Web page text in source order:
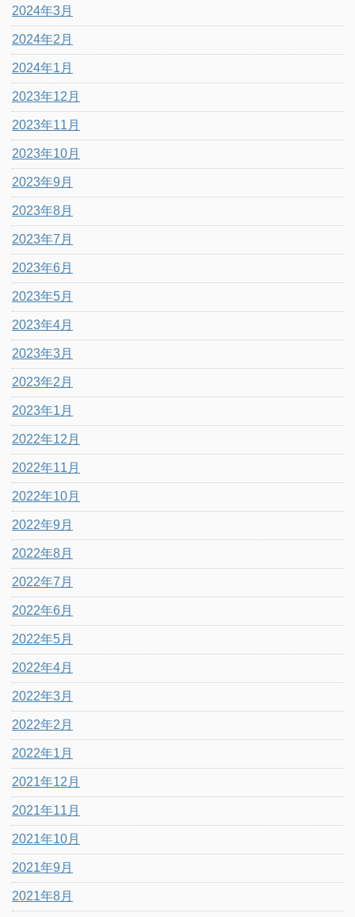
2024年3月
2024年2月
2024年1月
2023年12月
2023年11月
2023年10月
2023年9月
2023年8月
2023年7月
2023年6月
2023年5月
2023年4月
2023年3月
2023年2月
2023年1月
2022年12月
2022年11月
2022年10月
2022年9月
2022年8月
2022年7月
2022年6月
2022年5月
2022年4月
2022年3月
2022年2月
2022年1月
2021年12月
2021年11月
2021年10月
2021年9月
2021年8月